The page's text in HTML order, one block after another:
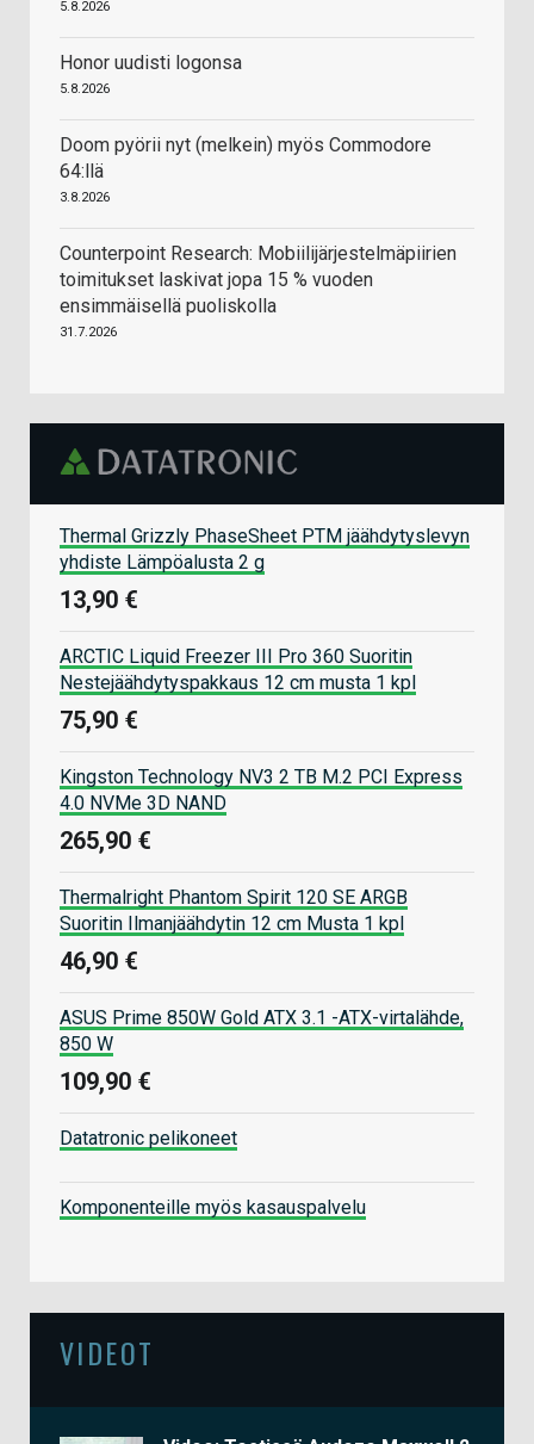
5.8.2026
Honor uudisti logonsa
5.8.2026
Doom pyörii nyt (melkein) myös Commodore
64:llä
3.8.2026
Counterpoint Research: Mobiilijärjestelmäpiirien
toimitukset laskivat jopa 15 % vuoden
ensimmäisellä puoliskolla
31.7.2026
Thermal Grizzly PhaseSheet PTM jäähdytyslevyn
yhdiste Lämpöalusta 2 g
13,90 €
ARCTIC Liquid Freezer III Pro 360 Suoritin
Nestejäähdytyspakkaus 12 cm musta 1 kpl
75,90 €
Kingston Technology NV3 2 TB M.2 PCI Express
4.0 NVMe 3D NAND
265,90 €
Thermalright Phantom Spirit 120 SE ARGB
Suoritin Ilmanjäähdytin 12 cm Musta 1 kpl
46,90 €
ASUS Prime 850W Gold ATX 3.1 -ATX-virtalähde,
850 W
109,90 €
Datatronic pelikoneet
Komponenteille myös kasauspalvelu
VIDEOT